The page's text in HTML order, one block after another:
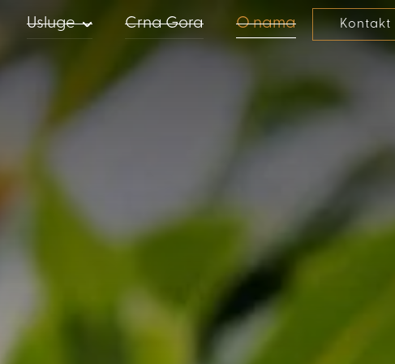
Usluge Crna Gora O nama Kontakt